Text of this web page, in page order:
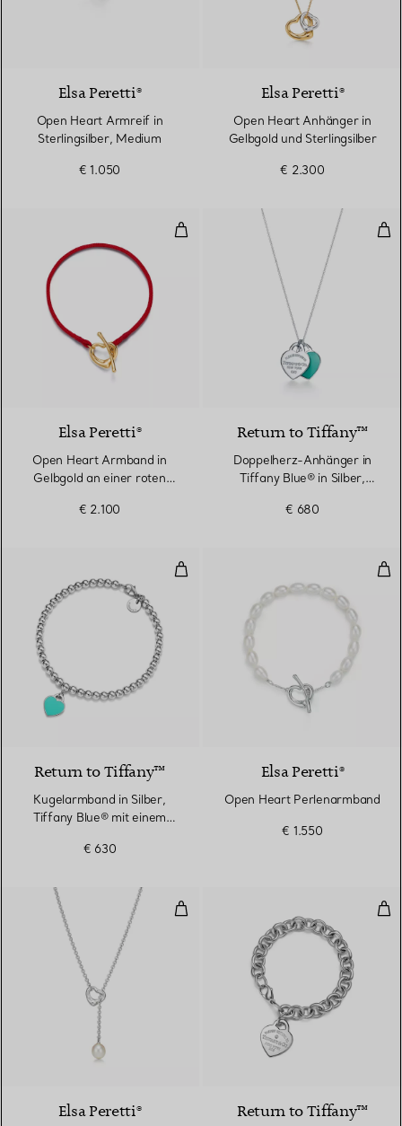
Elsa Peretti®
Open Heart Armreif in
Sterlingsilber, Medium
€ 1.050
Elsa Peretti®
Open Heart Anhänger in
Gelbgold und Sterlingsilber
€ 2.300
Open Heart Armband in
6 Farben
Elsa Peretti®
Open Heart Armband in
Gelbgold an einer roten
€ 2.100
Return to Tiffany™
Doppelherz-Anhänger in
Tiffany Blue® in Silber,
€ 680
Kugelarmband in Silber, Tiffany
Return to Tiffany™
Kugelarmband in Silber,
Tiffany Blue® mit einem
€ 630
Elsa Peretti®
Open Heart Perlenarmband
€ 1.550
Open Heart Y-Halskette in
Elsa Peretti® Return to Tiffany™